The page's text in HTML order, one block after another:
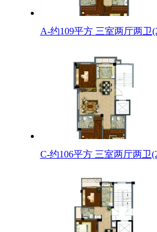
A-约109平方 三室两厅两卫
C-约106平方 三室两厅两卫